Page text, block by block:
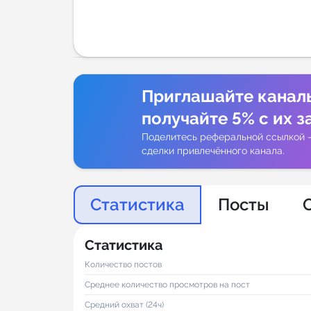
Приглашайте
получайте 5% с их
Поделитесь реферальной ссылкой
сделки привлечённого канала.
Статистика Посты
Статистика
Количество постов
Среднее количество просмотров на пост
Средний охват (24ч)